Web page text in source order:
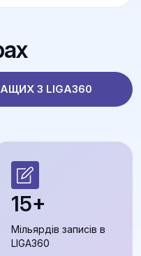
З LIGA360
15+
Мільярдів записів в
LIGA360